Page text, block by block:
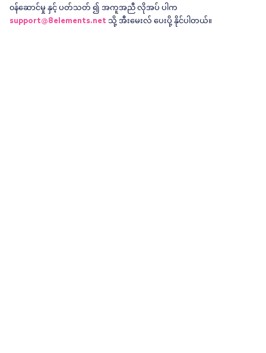
၀န်ဆောင်မှု နှင့် ပတ်သတ် ၍ အကူအညီ လိုအပ် ပါက
support@8elements.net သို့ အီးမေးလ် ပေးပို့ နိုင်ပါတယ်။